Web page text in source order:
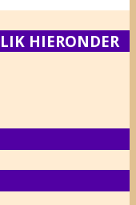
HIERONDER